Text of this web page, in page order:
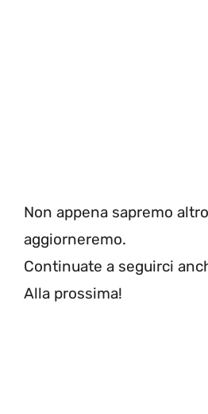
Non appena sapremo
aggiorneremo.
Continuate a seguirci
Alla prossima!